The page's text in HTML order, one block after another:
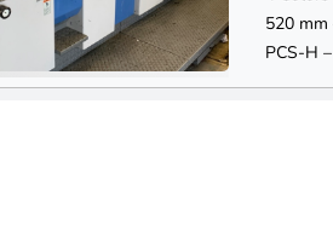
520 mm
PCS-H